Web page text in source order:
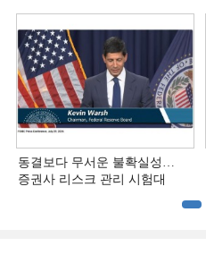
증권사 (5)]
동결보다 무서운 불확실성…
증권사 리스크 관리 시험대